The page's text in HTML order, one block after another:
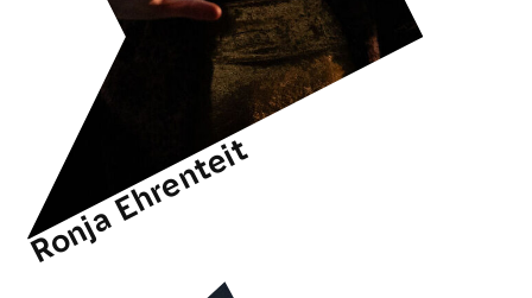
Ronja Ehrenteit